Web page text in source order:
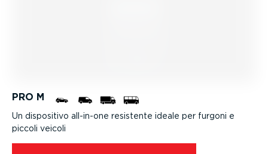
PRO M
Un dispositivo all-in-one resistente ideale per furgoni e
piccoli veicoli